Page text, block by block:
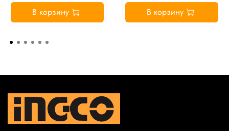
В корзину В корзину